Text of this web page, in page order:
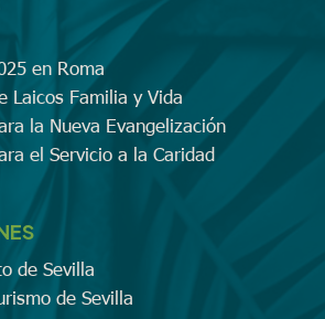
en Roma
Laicos Familia y Vida
la Nueva Evangelización
el Servicio a la Caridad
de Sevilla
de Sevilla